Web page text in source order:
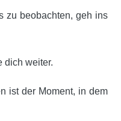
zu beobachten, geh ins
dich weiter.
ist der Moment, in dem